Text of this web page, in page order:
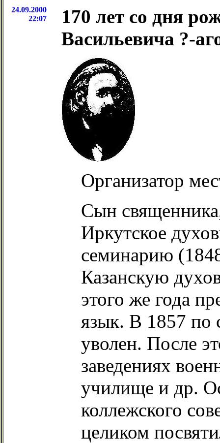
24.09.2000
22:07
170 лет со дня
Васильевича ?-
Организатор
Сын
Иркутское
семинарию
Казанскую
этого же года
язык. В 1857 по
уволен. После
заведениях
училище и др.
коллежского
целиком